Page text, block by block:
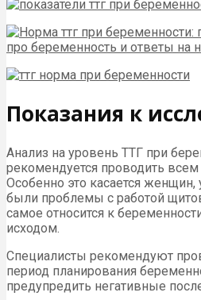
Показания к
Анализ на уровень ТТГ при
рекомендуется проводить
Особенно это касается
были проблемы с работой
самое относится к
исходом.
Специалисты рекомендуют
период планирования
предупредить негативные